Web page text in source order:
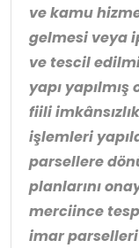
ve kamu
gelmesi veya
ve tescil
yapı
fiili
işlemleri
parsellere
planlarını
merciince
imar